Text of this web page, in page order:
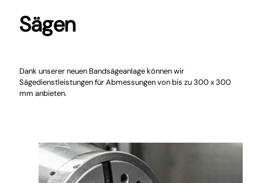
Sägen
Dank unserer neuen Bandsägeanlage können wir
Sägedienstleistungen für Abmessungen von bis zu 300 x 300
mm anbieten.